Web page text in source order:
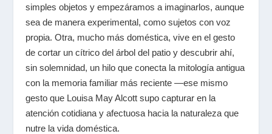
simples objetos y empezáramos a imaginarlos, aunque
sea de manera experimental, como sujetos con voz
propia. Otra, mucho más doméstica, vive en el gesto
de cortar un cítrico del árbol del patio y descubrir ahí,
sin solemnidad, un hilo que conecta la mitología antigua
con la memoria familiar más reciente —ese mismo
gesto que Louisa May Alcott supo capturar en la
atención cotidiana y afectuosa hacia la naturaleza que
nutre la vida doméstica.